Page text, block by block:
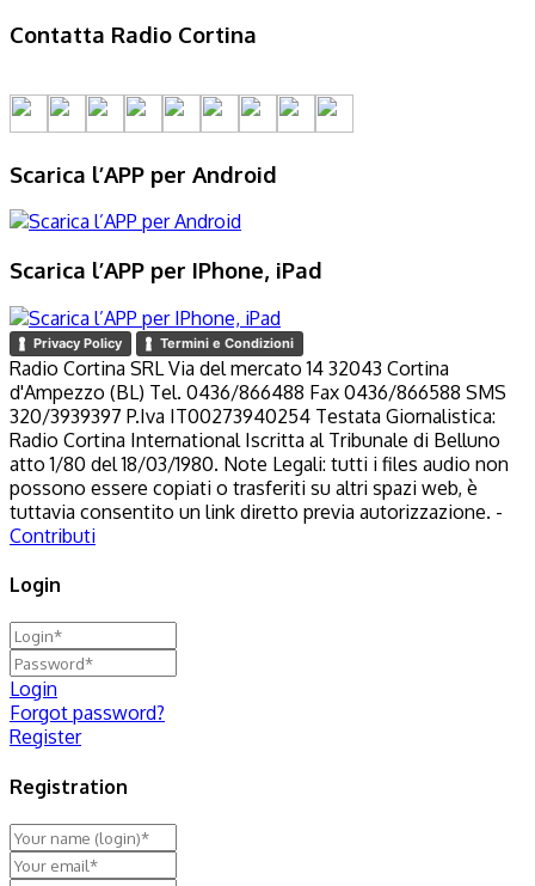
Contatta Radio Cortina
Scarica l’APP per Android
Scarica l’APP per IPhone, iPad
Privacy Policy Termini e Condizioni
Radio Cortina SRL Via del mercato 14 32043 Cortina
d'Ampezzo (BL) Tel. 0436/866488 Fax 0436/866588 SMS
320/3939397 P.Iva IT00273940254 Testata Giornalistica:
Radio Cortina International Iscritta al Tribunale di Belluno
atto 1/80 del 18/03/1980. Note Legali: tutti i files audio non
possono essere copiati o trasferiti su altri spazi web, è
tuttavia consentito un link diretto previa autorizzazione. -
Contributi
Login
Login
Forgot password?
Register
Registration